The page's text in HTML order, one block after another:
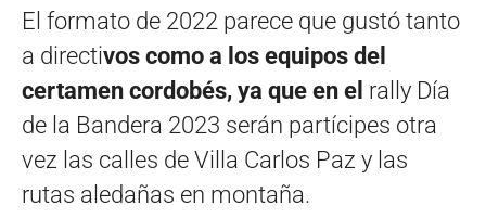
El formato de 2022 parece que gustó tanto
a directivos como a los equipos del
certamen cordobés, ya que en el rally Día
de la Bandera 2023 serán partícipes otra
vez las calles de Villa Carlos Paz y las
rutas aledañas en montaña.